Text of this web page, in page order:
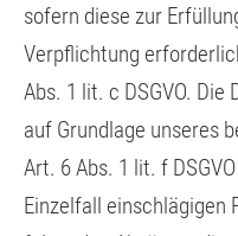
sofern diese zur
Verpflichtung
Abs. 1 lit. c DSGVO.
auf Grundlage unseres
Art. 6 Abs. 1 lit. f
Einzelfall einschlägigen